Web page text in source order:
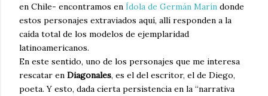
en Chile- encontramos en Ídola de Germán Marín donde
estos personajes extraviados aquí, allí responden a la
caída total de los modelos de ejemplaridad
latinoamericanos.
En este sentido, uno de los personajes que me interesa
rescatar en Diagonales, es el del escritor, el de Diego,
poeta. Y esto, dada cierta persistencia en la “narrativa